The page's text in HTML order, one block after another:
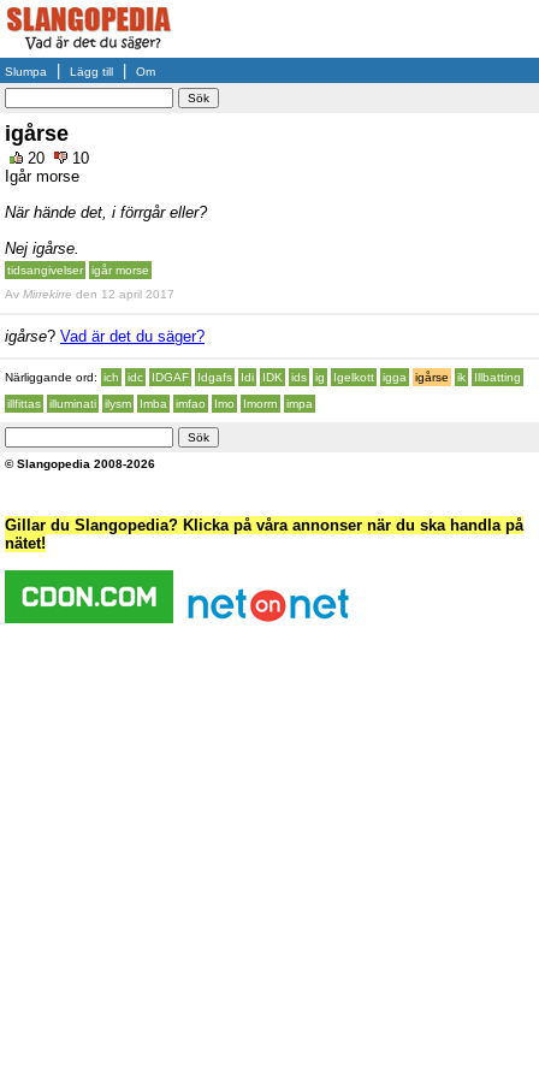
Slumpa Lägg till Om
igårse
20
10
Igår morse
När hände det, i förrgår eller?
Nej igårse.
tidsangivelser
igår morse
Av Mirrekirre den 12 april 2017
igårse? Vad är det du säger?
Närliggande ord: ich idc IDGAF Idgafs Idi IDK ids ig Igelkott igga igårse ik
Illbatting
illfittas
illuminati ilysm Imba imfao Imo Imorrn impa
© Slangopedia 2008-2026
Gillar du Slangopedia? Klicka på våra annonser när du ska handla på
nätet!